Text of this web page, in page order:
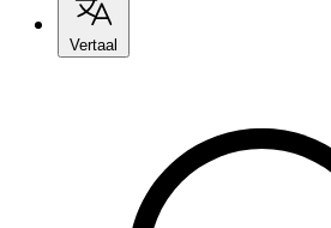
Vertaal